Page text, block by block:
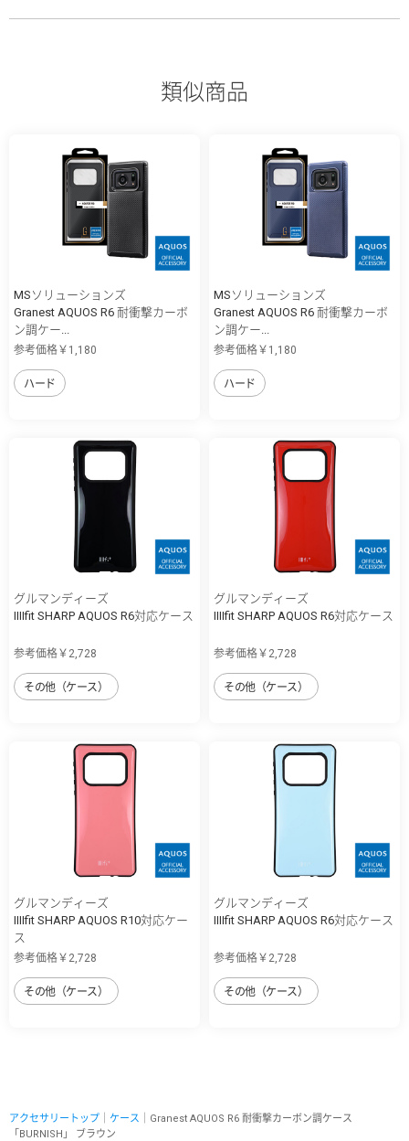
類似商品
MSソリューションズ
Granest AQUOS R6 耐衝撃カーボ
ン調ケー...
参考価格￥1,180
ハード
MSソリューションズ
Granest AQUOS R6 耐衝撃カーボ
ン調ケー...
参考価格￥1,180
ハード
グルマンディーズ
IIIIfit SHARP AQUOS R6対応ケース
参考価格￥2,728
その他（ケース）
グルマンディーズ
IIIIfit SHARP AQUOS R6対応ケース
参考価格￥2,728
その他（ケース）
グルマンディーズ
IIIIfit SHARP AQUOS R10対応ケー
ス
参考価格￥2,728
その他（ケース）
グルマンディーズ
IIIIfit SHARP AQUOS R6対応ケース
参考価格￥2,728
その他（ケース）
アクセサリートップ ケース ｜Granest AQUOS R6 耐衝撃カーボン調ケース
「BURNISH」 ブラウン